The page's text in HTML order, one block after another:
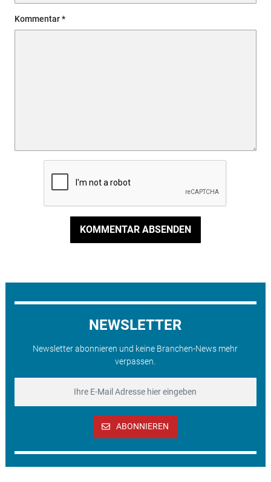
Kommentar
KOMMENTAR ABSENDEN
NEWSLETTER
Newsletter abonnieren und keine Branchen-News mehr
verpassen.
ABONNIEREN